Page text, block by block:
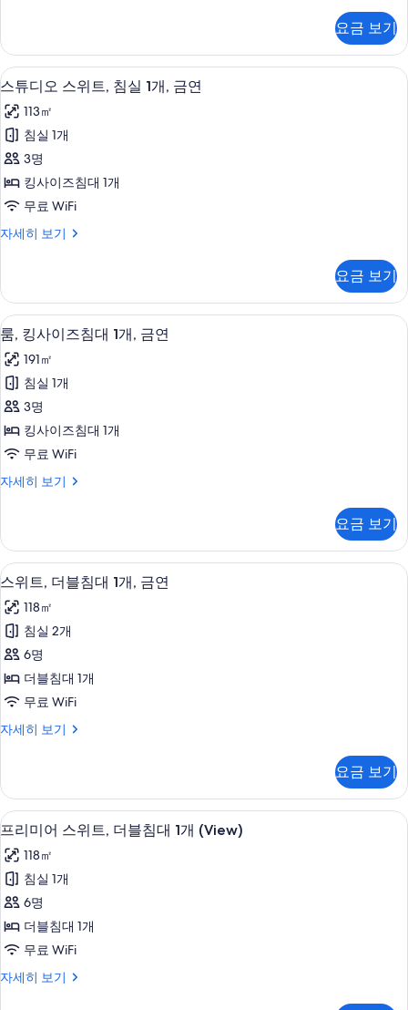
위
트,
킹
사
이
즈
침
대
1
연
사
진
모
두
보
기
스
튜
디
스
위
트,
킹
사
이
즈
침
금
연
자
세
히
보
기
요금 보기
스
튜
디
오
스
위
침
1
개,
금
연
사
진
모
두
보
스튜디오 스위트, 침실 1개, 금연 | 거
8
스튜디오 스위트, 침실 1개, 금연
113㎡
침실 1개
3명
킹사이즈침대 1개
무료 WiFi
자세히 보기
스
스
위
트,
침
실
개,
금
연
자
세
히
요금 보기
룸,
킹
사
이
즈
침
1
금
연
사
진
모
두
보
기
룸, 킹사이즈침대 1개, 금연 | 거실 공
6
룸, 킹사이즈침대 1개, 금연
191㎡
침실 1개
3명
킹사이즈침대 1개
무료 WiFi
자세히 보기
룸,
즈
침
대
개,
금
연
자
세
히
보
기
요금 보기
스
위
트,
더
블
침
1
금
연
사
진
모
두
보
기
고급 침구, 오리/거위털 이불, 필로우탑
6
스위트, 더블침대 1개, 금연
118㎡
침실 2개
6명
더블침대 1개
무료 WiFi
자세히 보기
스
블
침
대
개,
금
연
자
세
히
보
기
요금 보기
프
리
미
어
스
위
더
고급 침구, 오리/거위털 이불, 필로우탑
6
프리미어 스위트, 더블침대 1개 (View)
118㎡
침실 1개
6명
더블침대 1개
무료 WiFi
자세히 보기
프